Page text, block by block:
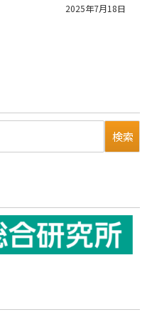
2025年7月18日